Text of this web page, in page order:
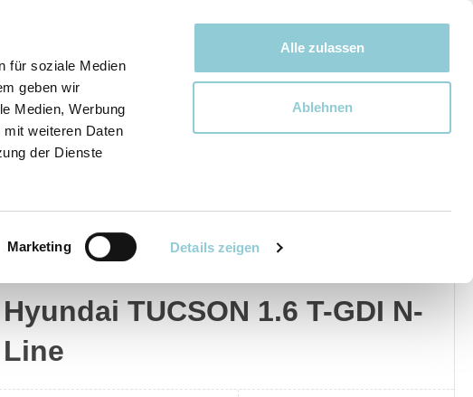
für soziale Medien
geben wir
Medien, Werbung
weiteren Daten
der Dienste
Marketing Details zeigen
Alle zulassen
Ablehnen
Bewegen bewegt uns!
Hyundai
Hyundai TUCSON 1.6 T-GDI N-
Line